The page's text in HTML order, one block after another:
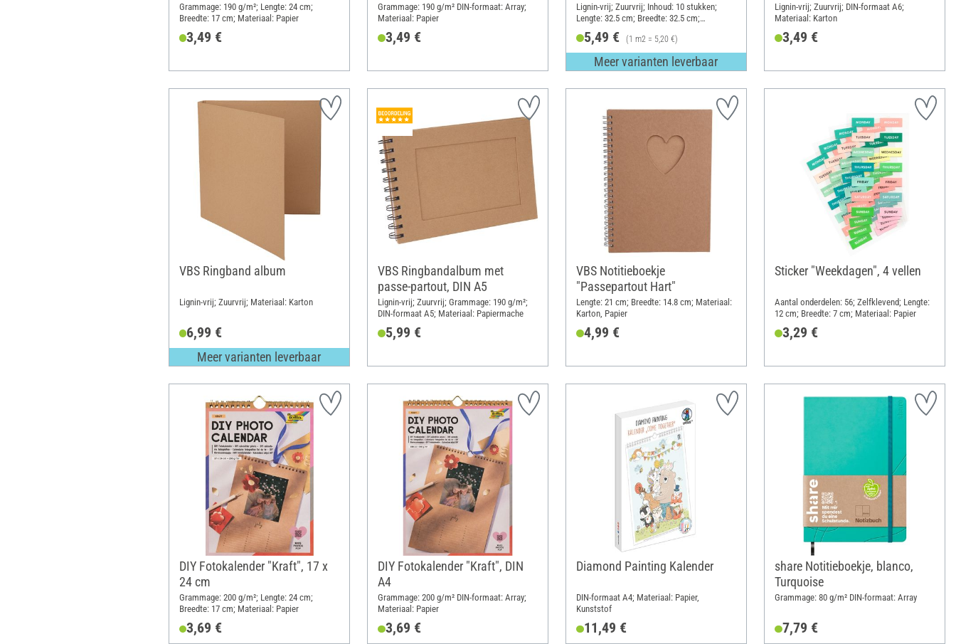
Grammage: 190 g/m²; Lengte: 24 cm;
Breedte: 17 cm; Materiaal: Papier
3,49 €
Grammage: 190 g/m² DIN-formaat: Array;
Materiaal: Papier
3,49 €
Lignin-vrij; Zuurvrij; Inhoud: 10 stukken;
Lengte: 32.5 cm; Breedte: 32.5 cm;
5,49 € (1 m2 = 5,20 €)
Meer varianten leverbaar
Lignin-vrij; Zuurvrij; DIN-formaat A6;
Materiaal: Karton
3,49 €
VBS Ringband album
Lignin-vrij; Zuurvrij; Materiaal: Karton
6,99 €
Meer varianten leverbaar
VBS Ringbandalbum met
passe-partout, DIN A5
Lignin-vrij; Zuurvrij; Grammage: 190 g/m²;
DIN-formaat A5; Materiaal: Papiermache
5,99 €
VBS Notitieboekje
"Passepartout Hart"
Lengte: 21 cm; Breedte: 14.8 cm; Materiaal:
Karton, Papier
4,99 €
Sticker "Weekdagen", 4 vellen
Aantal onderdelen: 56; Zelfklevend; Lengte:
12 cm; Breedte: 7 cm; Materiaal: Papier
3,29 €
DIY Fotokalender "Kraft", 17 x
24 cm
Grammage: 200 g/m²; Lengte: 24 cm;
Breedte: 17 cm; Materiaal: Papier
3,69 €
DIY Fotokalender "Kraft", DIN
A4
Grammage: 200 g/m² DIN-formaat: Array;
Materiaal: Papier
3,69 €
Diamond Painting Kalender
DIN-formaat A4; Materiaal: Papier,
Kunststof
11,49 €
share Notitieboekje, blanco,
Turquoise
Grammage: 80 g/m² DIN-formaat: Array
7,79 €